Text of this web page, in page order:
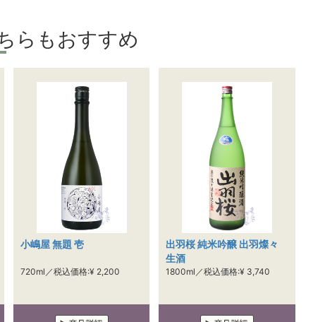
らもおすすめ
小嶋屋 無題 壱
720ml／税込価格:¥ 2,200
出羽桜 純米吟醸 出羽燦々
生酒
1800ml／税込価格:¥ 3,740